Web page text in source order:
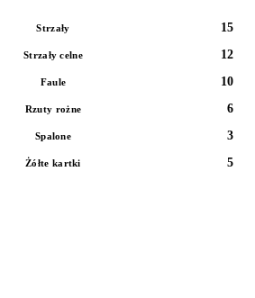
Strzały
15
Strzały celne
12
Faule
10
Rzuty rożne
6
Spalone
3
Żółte kartki 5